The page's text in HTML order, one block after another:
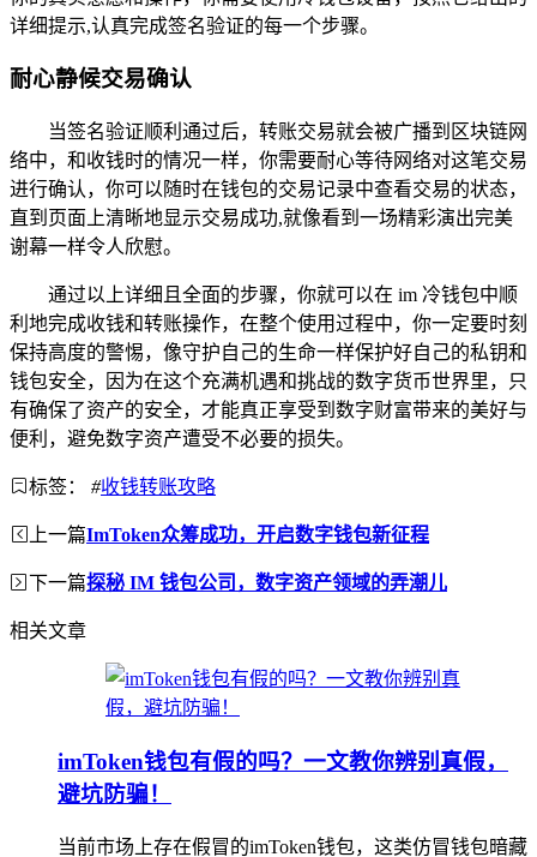
详细提示,认真完成签名验证的每一个步骤。
耐心静候交易确认
当签名验证顺利通过后，转账交易就会被广播到区块链网
络中，和收钱时的情况一样，你需要耐心等待网络对这笔交易
进行确认，你可以随时在钱包的交易记录中查看交易的状态，
直到页面上清晰地显示交易成功,就像看到一场精彩演出完美
谢幕一样令人欣慰。
通过以上详细且全面的步骤，你就可以在 im 冷钱包中顺
利地完成收钱和转账操作，在整个使用过程中，你一定要时刻
保持高度的警惕，像守护自己的生命一样保护好自己的私钥和
钱包安全，因为在这个充满机遇和挑战的数字货币世界里，只
有确保了资产的安全，才能真正享受到数字财富带来的美好与
便利，避免数字资产遭受不必要的损失。
标签： #收钱转账攻略
上一篇ImToken众筹成功，开启数字钱包新征程
下一篇探秘 IM 钱包公司，数字资产领域的弄潮儿
相关文章
imToken钱包有假的吗？一文教你辨别真假，
避坑防骗！
当前市场上存在假冒的imToken钱包，这类仿冒钱包暗藏